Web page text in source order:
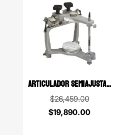
ARTICULADOR SEMIAJUSTABLE MODELO 2240 SERIE 2000 WHIPMIX
$26,459.00Original
price
$19,890.00Current